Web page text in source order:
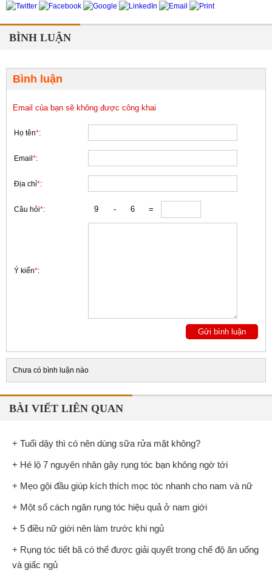
BÌNH LUẬN
Bình luận
Email của bạn sẽ không được công khai
Họ tên*:
Email*:
Địa chỉ*:
Câu hỏi*:
Ý kiến*:
Chưa có bình luận nào
BÀI VIẾT LIÊN QUAN
+ Tuổi dậy thì có nên dùng sữa rửa mặt không?
+ Hé lộ 7 nguyên nhân gây rụng tóc bạn không ngờ tới
+ Mẹo gội đầu giúp kích thích mọc tóc nhanh cho nam và nữ
+ Một số cách ngăn rụng tóc hiệu quả ở nam giới
+ 5 điều nữ giới nên làm trước khi ngủ
+ Rụng tóc tiết bã có thể được giải quyết trong chế độ ăn uống
và giấc ngủ